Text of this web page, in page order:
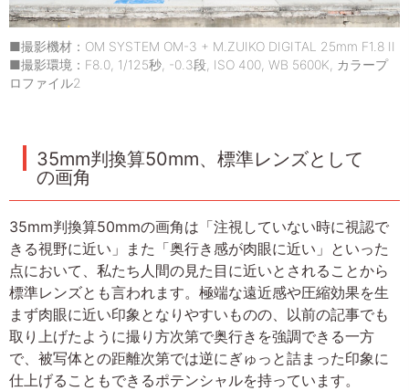
■撮影機材：OM SYSTEM OM-3 + M.ZUIKO DIGITAL 25mm F1.8 II
■撮影環境：F8.0, 1/125秒, -0.3段, ISO 400, WB 5600K, カラープ
ロファイル2
35mm判換算50mm、標準レンズとして
の画角
35mm判換算50mmの画角は「注視していない時に視認で
きる視野に近い」また「奥行き感が肉眼に近い」といった
点において、私たち人間の見た目に近いとされることから
標準レンズとも言われます。極端な遠近感や圧縮効果を生
まず肉眼に近い印象となりやすいものの、以前の記事でも
取り上げたように撮り方次第で奥行きを強調できる一方
で、被写体との距離次第では逆にぎゅっと詰まった印象に
仕上げることもできるポテンシャルを持っています。